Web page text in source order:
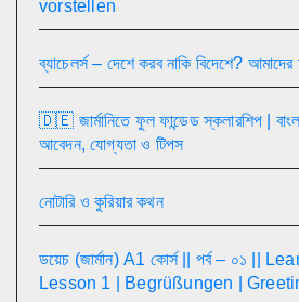
vorstellen
ব্যাচেলর্স – দেশে করব নাকি বিদেশে?
🇩🇪 জার্মানিতে ফুল ফান্ডেড স্কলারশিপ |
আবেদন, যোগ্যতা ও টিপস
নোটারি ও কুরিয়ার কথন
ডয়েচ (জার্মান) A1 কোর্স || পর্ব – ০১ ||
Lesson 1 | Begrüßungen |